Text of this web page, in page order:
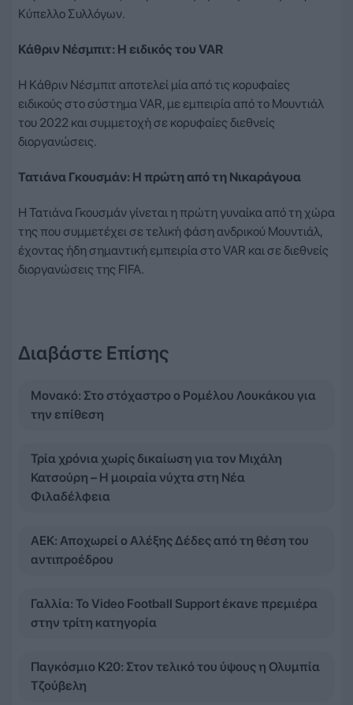
Κύπελλο Συλλόγων.
Κάθριν Νέσμπιτ: Η ειδικός του VAR
Η Κάθριν Νέσμπιτ αποτελεί μία από τις κορυφαίες
ειδικούς στο σύστημα VAR, με εμπειρία από το Μουντιάλ
του 2022 και συμμετοχή σε κορυφαίες διεθνείς
διοργανώσεις.
Τατιάνα Γκουσμάν: Η πρώτη από τη Νικαράγουα
Η Τατιάνα Γκουσμάν γίνεται η πρώτη γυναίκα από τη χώρα
της που συμμετέχει σε τελική φάση ανδρικού Μουντιάλ,
έχοντας ήδη σημαντική εμπειρία στο VAR και σε διεθνείς
διοργανώσεις της FIFA.
Διαβάστε Επίσης
Μονακό: Στο στόχαστρο ο Ρομέλου Λουκάκου για
την επίθεση
Τρία χρόνια χωρίς δικαίωση για τον Μιχάλη
Κατσούρη – Η μοιραία νύχτα στη Νέα
Φιλαδέλφεια
ΑΕΚ: Αποχωρεί ο Αλέξης Δέδες από τη θέση του
αντιπροέδρου
Γαλλία: Το Video Football Support έκανε πρεμιέρα
στην τρίτη κατηγορία
Παγκόσμιο Κ20: Στον τελικό του ύψους η Ολυμπία
Τζούβελη